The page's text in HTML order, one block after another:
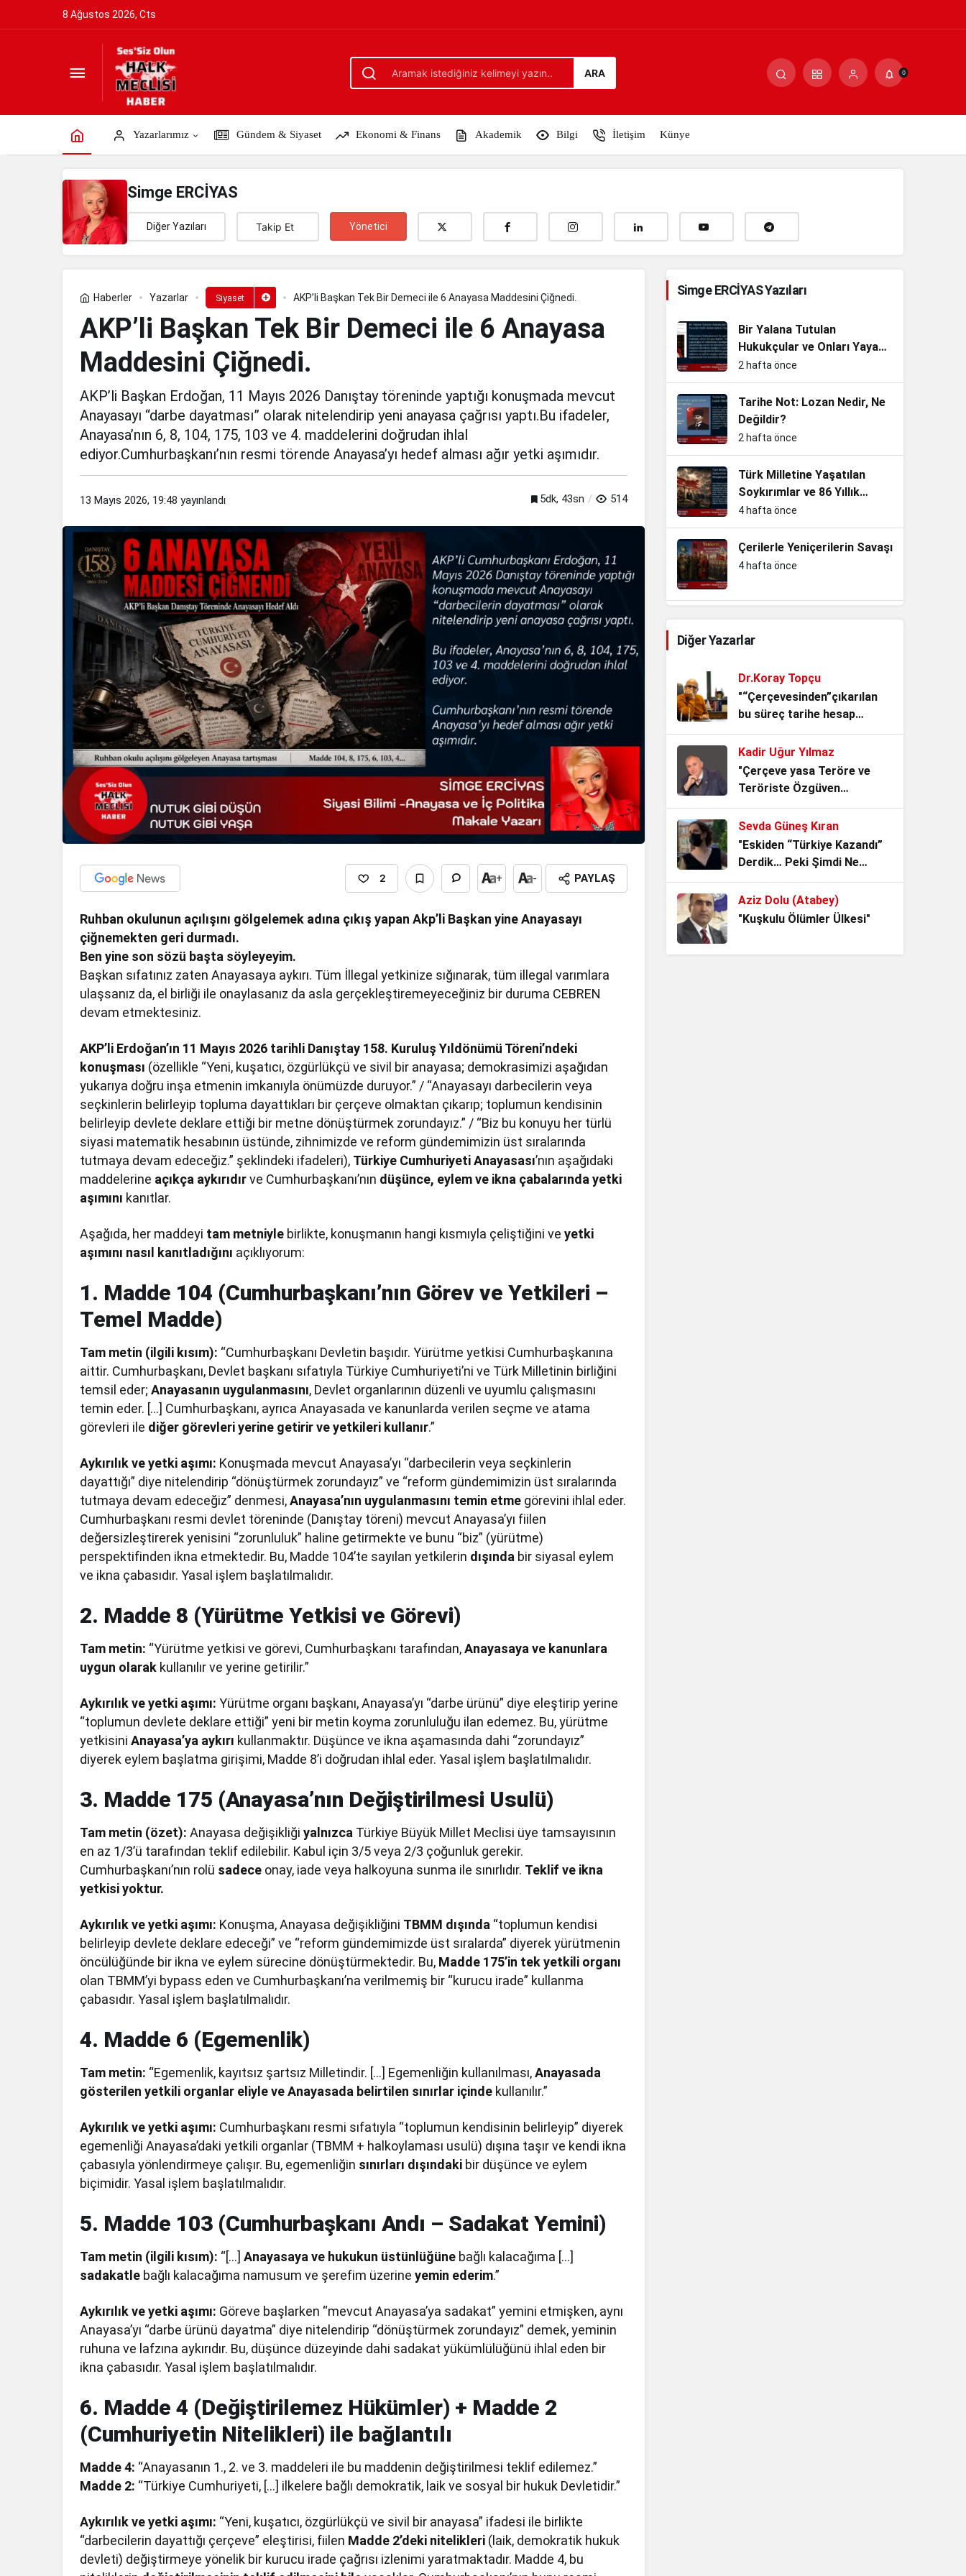
8 Ağustos 2026, Cts
ARA 0
Yazarlarımız Gündem & Siyaset Ekonomi & Finans Akademik Bilgi İletişim Künye
Simge ERCİYAS
Diğer Yazıları Takip Et Yönetici
Haberler Yazarlar Siyaset AKP’li Başkan Tek Bir Demeci ile 6 Anayasa Maddesini Çiğnedi.
AKP’li Başkan Tek Bir Demeci ile 6 Anayasa
Maddesini Çiğnedi.
AKP’li Başkan Erdoğan, 11 Mayıs 2026 Danıştay töreninde yaptığı konuşmada mevcut
Anayasayı “darbe dayatması” olarak nitelendirip yeni anayasa çağrısı yaptı.Bu ifadeler,
Anayasa’nın 6, 8, 104, 175, 103 ve 4. maddelerini doğrudan ihlal
ediyor.Cumhurbaşkanı’nın resmi törende Anayasa’yı hedef alması ağır yetki aşımıdır.
13 Mayıs 2026, 19:48 yayınlandı 5dk, 43sn 514
2 + - PAYLAŞ
Ruhban okulunun açılışını gölgelemek adına çıkış yapan Akp’li Başkan yine Anayasayı
çiğnemekten geri durmadı.
Ben yine son sözü başta söyleyeyim.
Başkan sıfatınız zaten Anayasaya aykırı. Tüm İllegal yetkinize sığınarak, tüm illegal varımlara
ulaşsanız da, el birliği ile onaylasanız da asla gerçekleştiremeyeceğiniz bir duruma CEBREN
devam etmektesiniz.
AKP’li Erdoğan’ın 11 Mayıs 2026 tarihli Danıştay 158. Kuruluş Yıldönümü Töreni’ndeki
konuşması (özellikle “Yeni, kuşatıcı, özgürlükçü ve sivil bir anayasa; demokrasimizi aşağıdan
yukarıya doğru inşa etmenin imkanıyla önümüzde duruyor.” / “Anayasayı darbecilerin veya
seçkinlerin belirleyip topluma dayattıkları bir çerçeve olmaktan çıkarıp; toplumun kendisinin
belirleyip devlete deklare ettiği bir metne dönüştürmek zorundayız.” / “Biz bu konuyu her türlü
siyasi matematik hesabının üstünde, zihnimizde ve reform gündemimizin üst sıralarında
tutmaya devam edeceğiz.” şeklindeki ifadeleri), Türkiye Cumhuriyeti Anayasası’nın aşağıdaki
maddelerine açıkça aykırıdırve Cumhurbaşkanı’nın düşünce, eylem ve ikna çabalarında yetki
aşımını kanıtlar.
Aşağıda, her maddeyi tam metniyle birlikte, konuşmanın hangi kısmıyla çeliştiğini veyetki
aşımını nasıl kanıtladığını açıklıyorum:
1. Madde 104 (Cumhurbaşkanı’nın Görev ve Yetkileri –
Temel Madde)
Tam metin (ilgili kısım): “Cumhurbaşkanı Devletin başıdır. Yürütme yetkisi Cumhurbaşkanına
aittir. Cumhurbaşkanı, Devlet başkanı sıfatıyla Türkiye Cumhuriyeti’ni ve Türk Milletinin birliğini
temsil eder;Anayasanın uygulanmasını, Devlet organlarının düzenli ve uyumlu çalışmasını
temin eder. […] Cumhurbaşkanı, ayrıca Anayasada ve kanunlarda verilen seçme ve atama
görevleri ile diğer görevleri yerine getirir ve yetkileri kullanır.”
Aykırılık ve yetki aşımı: Konuşmada mevcut Anayasa’yı “darbecilerin veya seçkinlerin
dayattığı” diye nitelendirip “dönüştürmek zorundayız” ve “reform gündemimizin üst sıralarında
tutmaya devam edeceğiz” denmesi,Anayasa’nın uygulanmasını temin etme görevini ihlal eder.
Cumhurbaşkanı resmi devlet töreninde (Danıştay töreni) mevcut Anayasa’yı fiilen
değersizleştirerek yenisini “zorunluluk” haline getirmekte ve bunu “biz” (yürütme)
perspektifinden ikna etmektedir. Bu, Madde 104’te sayılan yetkilerin dışında bir siyasal eylem
ve ikna çabasıdır. Yasal işlem başlatılmalıdır.
2. Madde 8 (Yürütme Yetkisi ve Görevi)
Tam metin: “Yürütme yetkisi ve görevi, Cumhurbaşkanı tarafından,Anayasaya ve kanunlara
uygun olarak kullanılır ve yerine getirilir.”
Aykırılık ve yetki aşımı: Yürütme organı başkanı, Anayasa’yı “darbe ürünü” diye eleştirip yerine
“toplumun devlete deklare ettiği” yeni bir metin koyma zorunluluğu ilan edemez. Bu, yürütme
yetkisiniAnayasa’ya aykırı kullanmaktır. Düşünce ve ikna aşamasında dahi “zorundayız”
diyerek eylem başlatma girişimi, Madde 8’i doğrudan ihlal eder. Yasal işlem başlatılmalıdır.
3. Madde 175 (Anayasa’nın Değiştirilmesi Usulü)
Tam metin (özet): Anayasa değişikliğiyalnızca Türkiye Büyük Millet Meclisi üye tamsayısının
en az 1/3’ü tarafından teklif edilebilir. Kabul için 3/5 veya 2/3 çoğunluk gerekir.
Cumhurbaşkanı’nın rolü sadece onay, iade veya halkoyuna sunma ile sınırlıdır. Teklif ve ikna
yetkisi yoktur.
Aykırılık ve yetki aşımı: Konuşma, Anayasa değişikliğini TBMM dışında “toplumun kendisi
belirleyip devlete deklare edeceği” ve “reform gündemimizde üst sıralarda” diyerek yürütmenin
öncülüğünde bir ikna ve eylem sürecine dönüştürmektedir. Bu, Madde 175’in tek yetkili organı
olan TBMM’yi bypass eden ve Cumhurbaşkanı’na verilmemiş bir “kurucu irade” kullanma
çabasıdır. Yasal işlem başlatılmalıdır.
4. Madde 6 (Egemenlik)
Tam metin: “Egemenlik, kayıtsız şartsız Milletindir. […] Egemenliğin kullanılması,Anayasada
gösterilen yetkili organlar eliyle ve Anayasada belirtilen sınırlar içinde kullanılır.”
Aykırılık ve yetki aşımı: Cumhurbaşkanı resmi sıfatıyla “toplumun kendisinin belirleyip” diyerek
egemenliği Anayasa’daki yetkili organlar (TBMM + halkoylaması usulü) dışına taşır ve kendi ikna
çabasıyla yönlendirmeye çalışır. Bu, egemenliğin sınırları dışındaki bir düşünce ve eylem
biçimidir. Yasal işlem başlatılmalıdır.
5. Madde 103 (Cumhurbaşkanı Andı – Sadakat Yemini)
Tam metin (ilgili kısım): “[…]Anayasaya ve hukukun üstünlüğüne bağlı kalacağıma […]
sadakatle bağlı kalacağıma namusum ve şerefim üzerineyemin ederim.”
Aykırılık ve yetki aşımı: Göreve başlarken “mevcut Anayasa’ya sadakat” yemini etmişken, aynı
Anayasa’yı “darbe ürünü dayatma” diye nitelendirip “dönüştürmek zorundayız” demek, yeminin
ruhuna ve lafzına aykırıdır. Bu, düşünce düzeyinde dahi sadakat yükümlülüğünü ihlal eden bir
ikna çabasıdır. Yasal işlem başlatılmalıdır.
6. Madde 4 (Değiştirilemez Hükümler) + Madde 2
(Cumhuriyetin Nitelikleri) ile bağlantılı
Madde 4: “Anayasanın 1., 2. ve 3. maddeleri ile bu maddenin değiştirilmesi teklif edilemez.”
Madde 2: “Türkiye Cumhuriyeti, […] ilkelere bağlı demokratik, laik ve sosyal bir hukuk Devletidir.”
Aykırılık ve yetki aşımı: “Yeni, kuşatıcı, özgürlükçü ve sivil bir anayasa” ifadesi ile birlikte
“darbecilerin dayattığı çerçeve” eleştirisi, fiilen Madde 2’deki nitelikleri (laik, demokratik hukuk
devleti) değiştirmeye yönelik bir kurucu irade çağrısı izlenimi yaratmaktadır. Madde 4, bu
AKP’li Başkan Tek Bir Demeci ile 6 Anayasa Maddesini Çiğnedi.
Simge ERCİYAS Yazıları
Bir Yalana Tutulan
Hukukçular ve Onları Yayan
Yaverler Halkı Aldatmaktan
Vazgeçin
2 hafta önce
Tarihe Not: Lozan Nedir, Ne
Değildir?
2 hafta önce
Türk Milletine Yaşatılan
Soykırımlar ve 86 Yıllık
Hesaplaşma
4 hafta önce
Çerilerle Yeniçerilerin Savaşı
4 hafta önce
Nazizm ile mücadele…
TBMM’nin Yok Hükmü
1 ay önce
Bu, Düzen ile Düzülenin
oyunu! Akademik Rapor
ALMAN VAKIFLARI VE GİZLİ
AJANDALARI
İran, BAE’de bulunan bulut
tohumlama tesisini vurdu.
Diğer Yazarlar
Dr.Koray Topçu
"“Çerçevesinden”çıkarılan
bu süreç tarihe hesap
verecek."
Kadir Uğur Yılmaz
"Çerçeve yasa Teröre ve
Teröriste Özgüven
vermekten başka işe
YARAMAZ!"
Sevda Güneş Kıran
"Eskiden “Türkiye Kazandı”
Derdik… Peki Şimdi Ne
Oldu?"
Aziz Dolu (Atabey)
"Kuşkulu Ölümler Ülkesi"